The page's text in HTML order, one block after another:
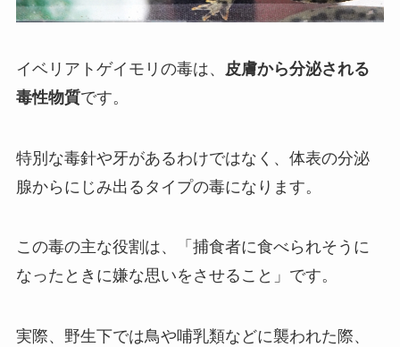
イベリアトゲイモリの毒は、
皮膚から分泌される
毒性物質です。
特別な毒針や牙があるわけではなく、体表の分泌
腺からにじみ出るタイプの毒になります。
この毒の主な役割は、「捕食者に食べられそうに
なったときに嫌な思いをさせること」です。
実際、野生下では鳥や哺乳類などに襲われた際、